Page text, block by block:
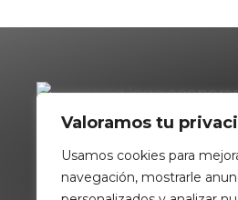
Valoramos tu
Usamos cookies para
navegación, mostrarle